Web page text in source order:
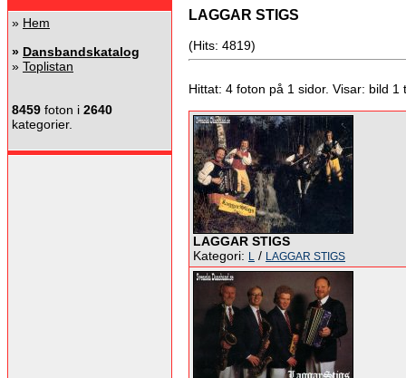
» Hem
» Dansbandskatalog
» Toplistan
8459 foton i 2640
kategorier.
LAGGAR STIGS
(Hits: 4819)
Hittat: 4 foton på 1 sidor. Visar: bild 1
LAGGAR STIGS
Kategori: L / LAGGAR STIGS